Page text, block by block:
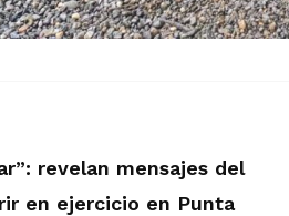
revelan mensajes del
en ejercicio en Punta